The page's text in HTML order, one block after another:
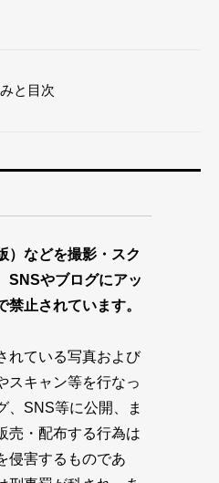
と目次
）などを撮影・スク
SNSやブログにアッ
禁止されています。
れている写真および
スキャン等を行なっ
、SNS等に公開、ま
売・配布する行為は
侵害するものであ